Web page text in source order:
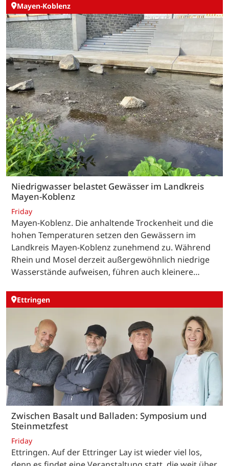
Mayen-Koblenz
Niedrigwasser belastet Gewässer im Landkreis
Mayen-Koblenz
Friday
Mayen-Koblenz. Die anhaltende Trockenheit und die
hohen Temperaturen setzen den Gewässern im
Landkreis Mayen-Koblenz zunehmend zu. Während
Rhein und Mosel derzeit außergewöhnlich niedrige
Wasserstände aufweisen, führen auch kleinere…
Ettringen
Zwischen Basalt und Balladen: Symposium und
Steinmetzfest
Friday
Ettringen. Auf der Ettringer Lay ist wieder viel los,